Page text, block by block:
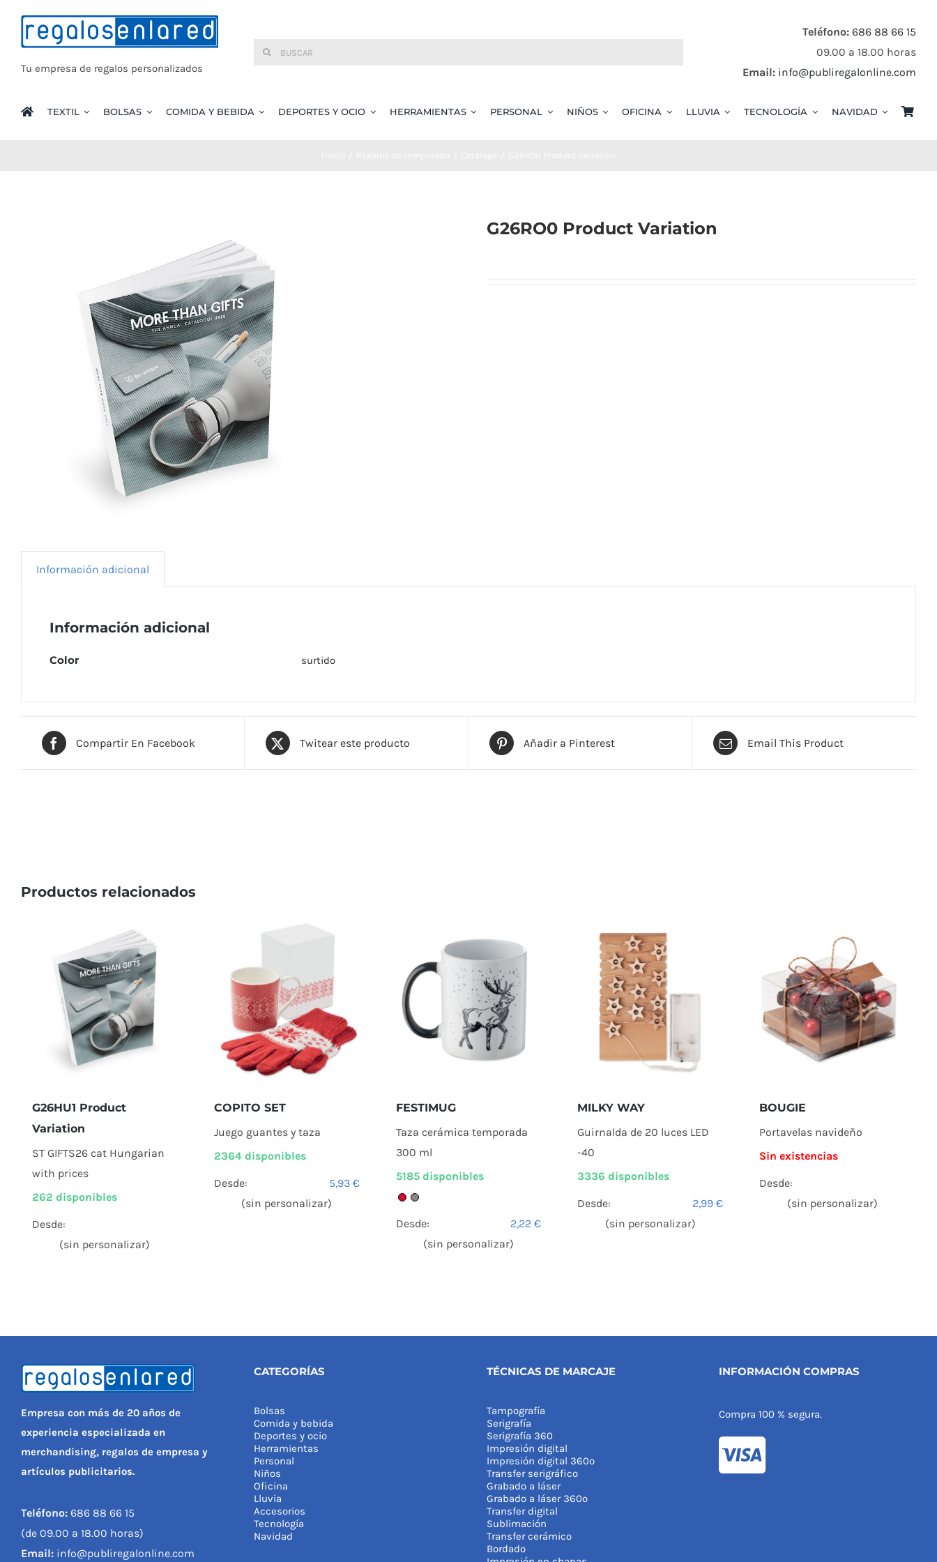
contenido
Tu empresa de regalos personalizados
Buscar:
Teléfono: 686 88 66 15
09.00 a 18.00 horas
Email: info@publiregalonline.com
TEXTIL BOLSAS COMIDA Y BEBIDA DEPORTES Y OCIO HERRAMIENTAS PERSONAL NIÑOS OFICINA LLUVIA TECNOLOGÍA NAVIDAD
G26RO0 Product Variation
Información adicional
Información adicional
Color surtido
Compartir En Facebook Twitear este producto Añadir a Pinterest Email This Product
Productos relacionados
G26HU1 Product
Variation
ST GIFTS26 cat Hungarian
with prices
262 disponibles
Desde:
(sin personalizar)
COPITO SET
Juego guantes y taza
2364 disponibles
Desde: 5,93 €
(sin personalizar)
FESTIMUG
Taza cerámica temporada
300 ml
5185 disponibles
Desde: 2,22€
(sin personalizar)
MILKY WAY
Guirnalda de 20 luces LED
-40
3336 disponibles
Desde: 2,99€
(sin personalizar)
BOUGIE
Portavelas navideño
Sin existencias
Desde:
(sin personalizar)
Empresa con más de 20 años de
experiencia especializada en
merchandising, regalos de empresa y
artículos publicitarios.
Teléfono:686 88 66 15
(de 09.00 a 18.00 horas)
Email:info@publiregalonline.com
CATEGORÍAS
Bolsas
Comida y bebida
Deportes y ocio
Herramientas
Personal
Niños
Oficina
Lluvia
Accesorios
Tecnología
Navidad
TÉCNICAS DE MARCAJE
Tampografía
Serigrafía
Serigrafía 360
Impresión digital
Impresión digital 360º
Transfer serigráfico
Grabado a láser
Grabado a láser 360º
Transfer digital
Sublimación
Transfer cerámico
Bordado
INFORMACIÓN COMPRAS
Compra 100 % segura.